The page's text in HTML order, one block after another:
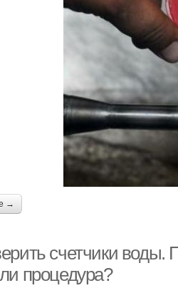
→
счетчики воды.
процедура?